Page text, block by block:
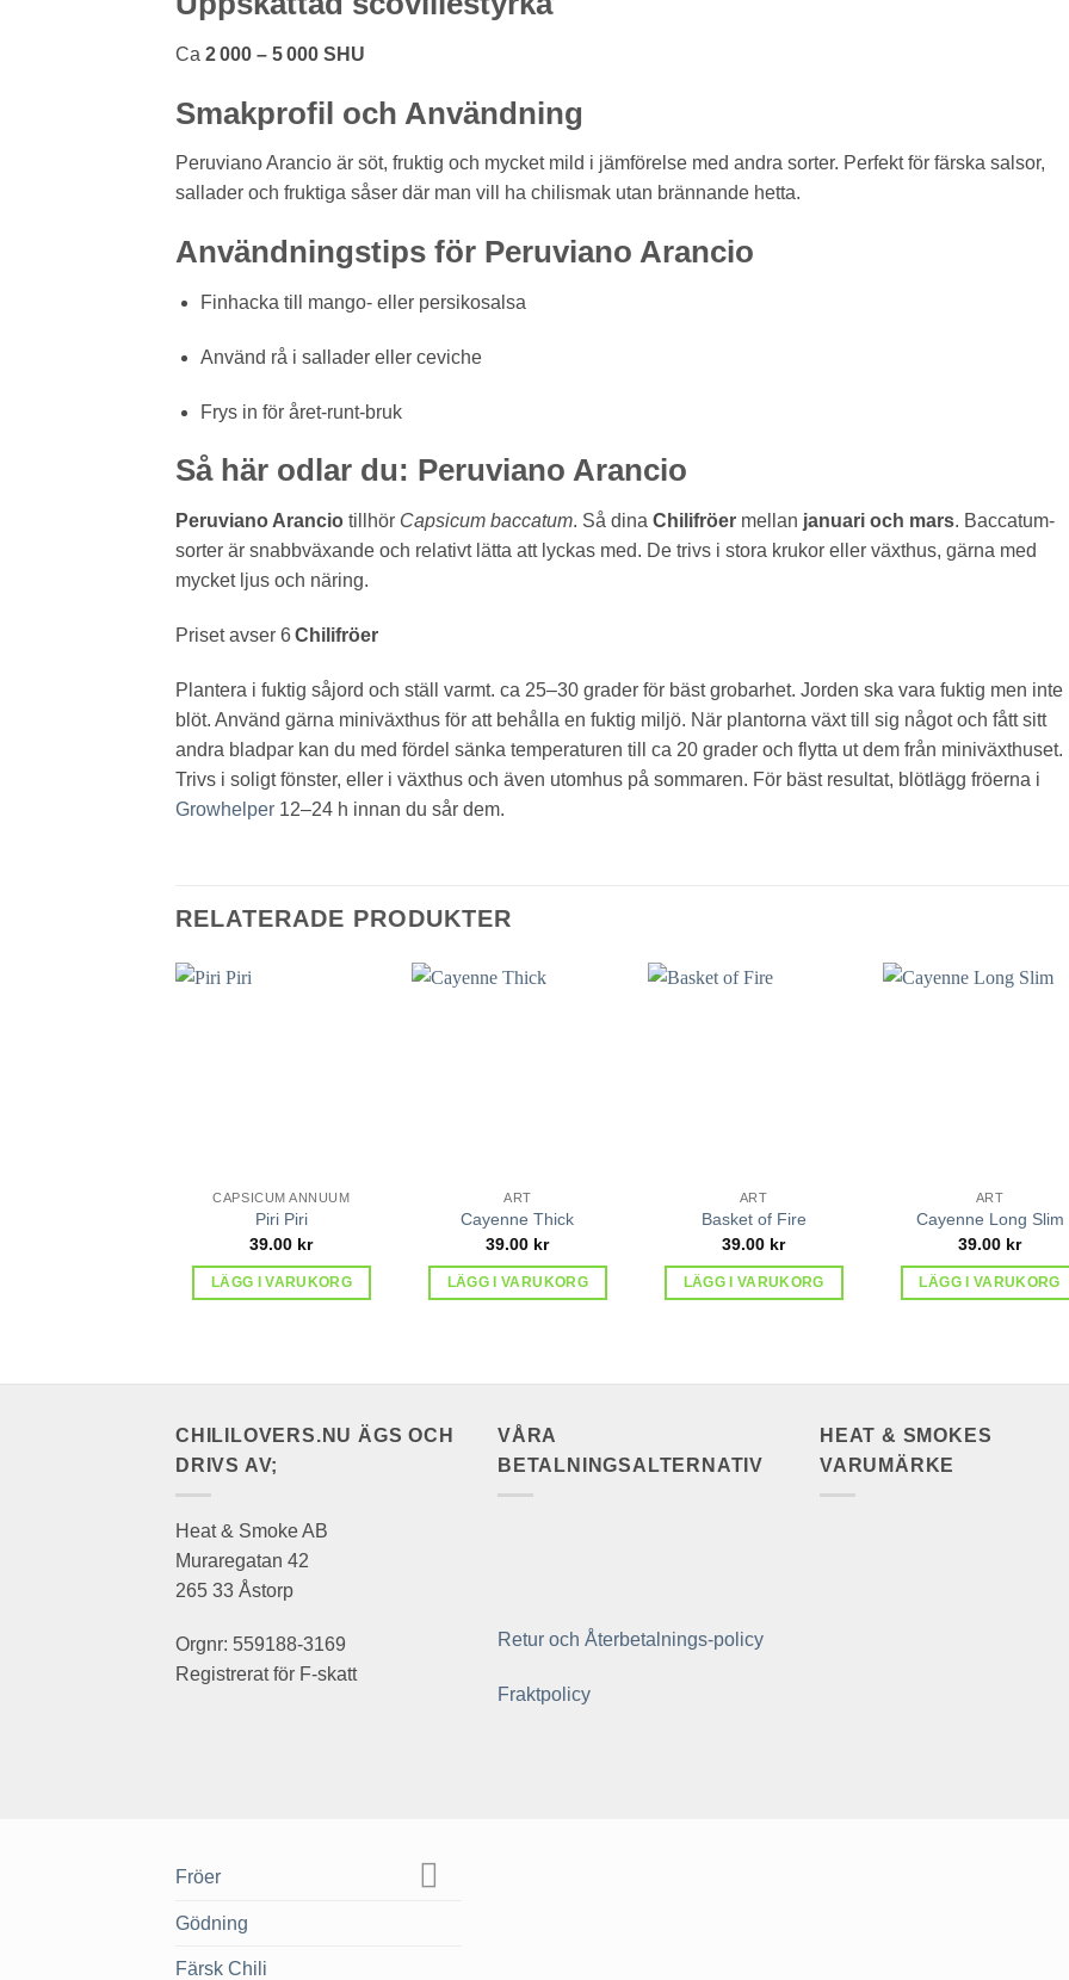
Ca 2 000 – 5 000 SHU
Smakprofil och Användning
Peruviano Arancio är söt, fruktig och mycket mild i jämförelse med andra sorter. Perfekt för färska salsor,
sallader och fruktiga såser där man vill ha chilismak utan brännande hetta.
Användningstips för Peruviano Arancio
Finhacka till mango- eller persikosalsa
Använd rå i sallader eller ceviche
Frys in för året-runt-bruk
Så här odlar du: Peruviano Arancio
Peruviano Arancio tillhör Capsicum baccatum. Så dina Chilifröer mellan januari och mars. Baccatum-
sorter är snabbväxande och relativt lätta att lyckas med. De trivs i stora krukor eller växthus, gärna med
mycket ljus och näring.
Priset avser 6Chilifröer
Plantera i fuktig såjord och ställ varmt. ca 25–30 grader för bäst grobarhet. Jorden ska vara fuktig men inte
blöt. Använd gärna miniväxthus för att behålla en fuktig miljö. När plantorna växt till sig något och fått sitt
andra bladpar kan du med fördel sänka temperaturen till ca 20 grader och flytta ut dem från miniväxthuset.
Trivs i soligt fönster, eller i växthus och även utomhus på sommaren. För bäst resultat, blötlägg fröerna i
Growhelper 12–24 h innan du sår dem.
RELATERADE PRODUKTER
CAPSICUM ANNUUM
Piri Piri
39.00 kr
LÄGG I VARUKORG
ART
Cayenne Thick
39.00 kr
LÄGG I VARUKORG
ART
Basket of Fire
39.00 kr
LÄGG I VARUKORG
ART
Cayenne Long Slim
39.00 kr
LÄGG I VARUKORG
CHILILOVERS.NU ÄGS OCH
DRIVS AV;
Heat & Smoke AB
Muraregatan 42
265 33 Åstorp
Orgnr: 559188-3169
Registrerat för F-skatt
VÅRA
BETALNINGSALTERNATIV
Retur och Återbetalnings-policy
Fraktpolicy
HEAT & SMOKES
VARUMÄRKE
Fröer
Gödning
Färsk Chili